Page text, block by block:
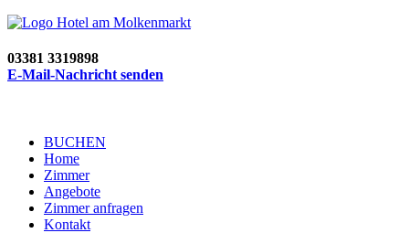
03381 3319898
E-Mail-Nachricht senden
BUCHEN
Home
Zimmer
Angebote
Zimmer anfragen
Kontakt